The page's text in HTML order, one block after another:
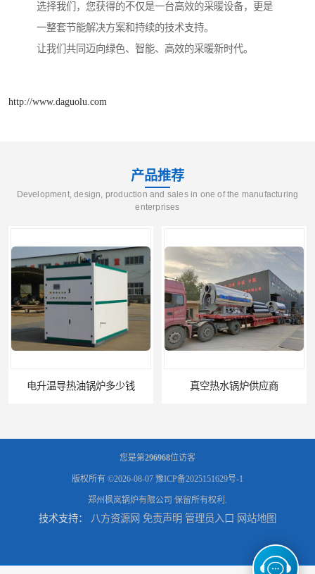
选择我们，您获得的不仅是一台高效的采暖设备，更是
一整套节能解决方案和持续的技术支持。
让我们共同迈向绿色、智能、高效的采暖新时代。
http://www.daguolu.com
产品推荐
Development, design, production and sales in one of the manufacturing
enterprises
电升温导热油锅炉多少钱 真空热水锅炉供应商
真空锅炉公司 医院真空热水锅炉厂家
您是第296968位访客
版权所有 ©2026-08-07 豫ICP备2025151629号-1
郑州枫岚锅炉有限公司 保留所有权利.
技术支持： 八方资源网 免责声明 管理员入口 网站地图